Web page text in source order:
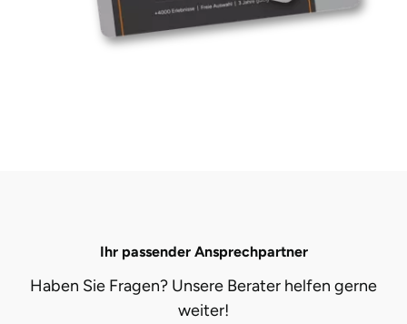
Ihr passender Ansprechpartner
Haben Sie Fragen? Unsere Berater helfen gerne
weiter!